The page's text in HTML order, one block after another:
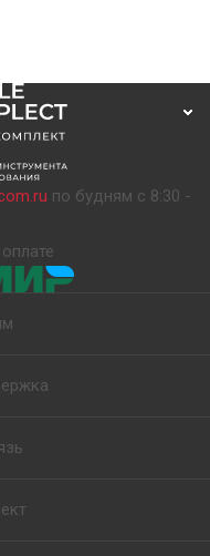
по будням с 8:30 -